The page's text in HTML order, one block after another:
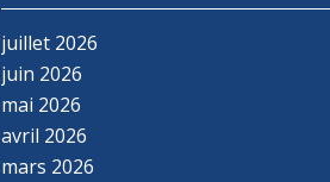
juillet 2026
juin 2026
mai 2026
avril 2026
mars 2026